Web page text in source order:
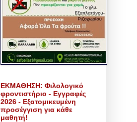
ΕΚΜΑΘΗΣΗ: Φιλολογικό
φροντιστήριο - Εγγραφές
2026 - Εξατομικευμένη
προσέγγιση για κάθε
μαθητή!